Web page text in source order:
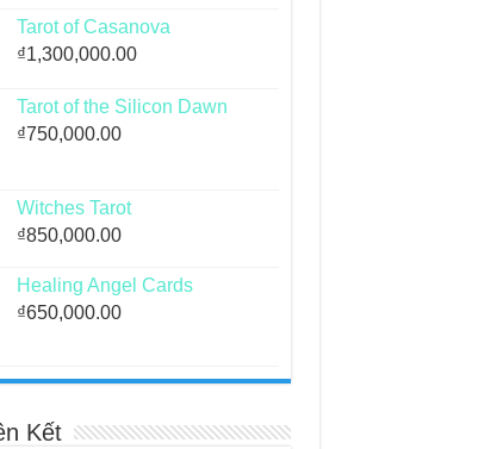
Tarot of Casanova
₫1,300,000.00
Tarot of the Silicon Dawn
₫750,000.00
Witches Tarot
₫850,000.00
Healing Angel Cards
₫650,000.00
Kết